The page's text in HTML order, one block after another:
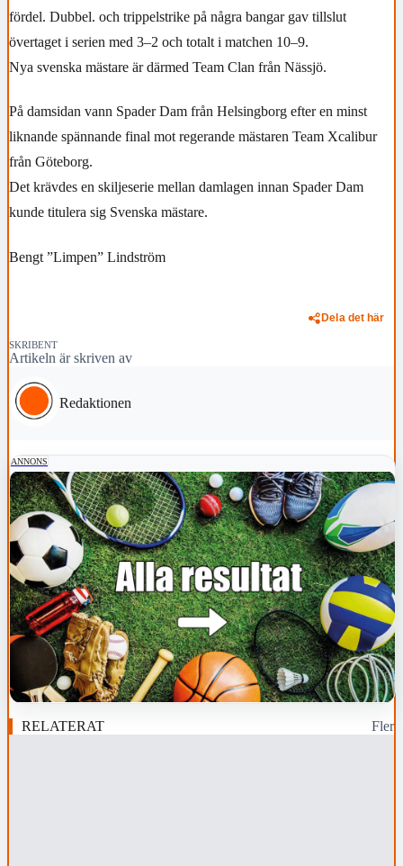
fördel. Dubbel. och trippelstrike på några bangar gav tillslut
övertaget i serien med 3–2 och totalt i matchen 10–9.
Nya svenska mästare är därmed Team Clan från Nässjö.
På damsidan vann Spader Dam från Helsingborg efter en minst
liknande spännande final mot regerande mästaren Team Xcalibur
från Göteborg.
Det krävdes en skiljeserie mellan damlagen innan Spader Dam
kunde titulera sig Svenska mästare.
Bengt ”Limpen” Lindström
Dela det här
SKRIBENT
Artikeln är skriven av
Redaktionen
ANNONS
RELATERAT Fler